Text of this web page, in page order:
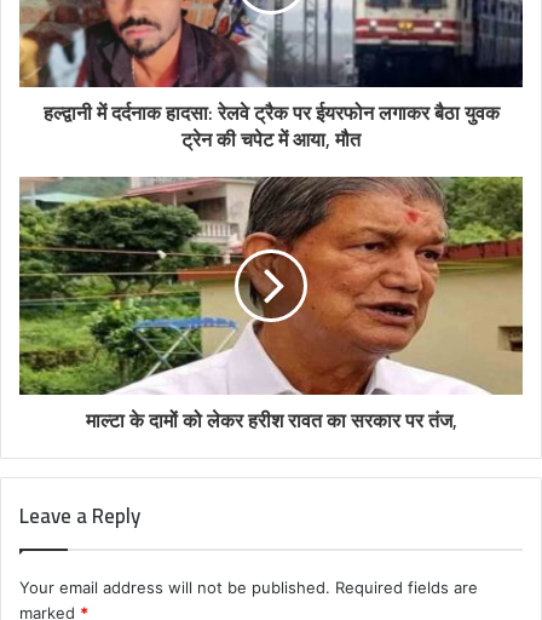
हल्द्वानी में दर्दनाक हादसा: रेलवे ट्रैक पर ईयरफोन लगाकर बैठा युवक
ट्रेन की चपेट में आया, मौत
माल्टा के दामों को लेकर हरीश रावत का सरकार पर तंज,
Leave a Reply
Your email address will not be published. Required fields are
marked *